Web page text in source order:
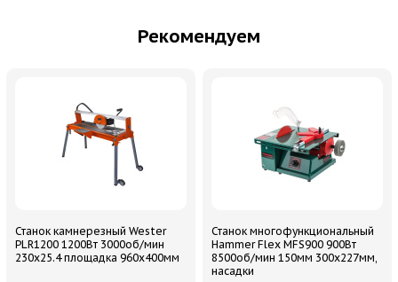
Рекомендуем
Станок камнерезный Wester
PLR1200 1200Вт 3000об/мин
230x25.4 площадка 960x400мм
Станок многофункциональный
Hammer Flex MFS900 900Вт
8500об/мин 150мм 300х227мм,
насадки